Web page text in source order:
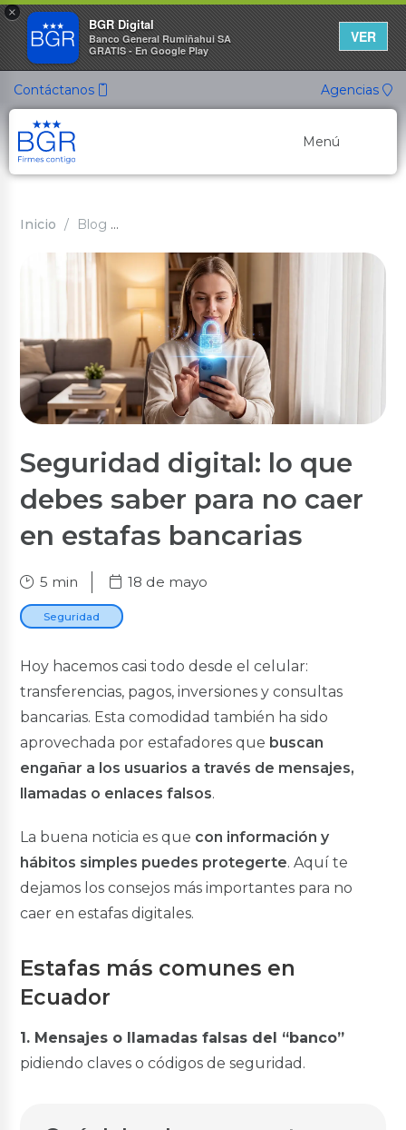
×
BGR Digital
Banco General Rumiñahui SA
GRATIS - En Google Play
VER
Contáctanos Agencias
Menú
Banca Empresarial
Canales de Atención
Cuentas Ahorro
Cuenta ON Nuevo
Cuenta de Ahorros
Cuenta Ahorro Listo
Cuenta Ahorro Propósito
Nuevo
Cuentas Corrientes
Cuenta Corriente
Cuenta Corriente Premium
VIS y VIP
Tu Casa Civil
Tu Casa Militares
Renueva Tu Casa
Créditos de Consumo
Inmediato
Anticipo de Sueldo en Línea Nuevo
Fuerzas Nuevo
Multidestino Militares
Créditos de Consolidación
Consolidación de Deudas
Créditos en Línea
Simuladores
Simulador de Crédito
Inicio Blog
Seguridad digital: lo que
debes saber para no caer
en estafas bancarias
5 min 18 de mayo
Seguridad
Hoy hacemos casi todo desde el celular:
transferencias, pagos, inversiones y consultas
bancarias. Esta comodidad también ha sido
aprovechada por estafadores que buscan
engañar a los usuarios a través de mensajes,
llamadas o enlaces falsos.
La buena noticia es que con información y
hábitos simples puedes protegerte. Aquí te
dejamos los consejos más importantes para no
caer en estafas digitales.
Estafas más comunes en
Ecuador
1. Mensajes o llamadas falsas del “banco”
pidiendo claves o códigos de seguridad.